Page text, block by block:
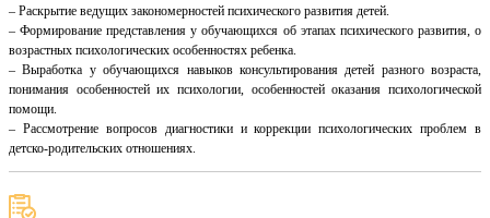
– Раскрытие ведущих закономерностей психического развития детей.
– Формирование представления у обучающихся об этапах психического развития, о
возрастных психологических особенностях ребенка.
– Выработка у обучающихся навыков консультирования детей разного возраста,
понимания особенностей их психологии, особенностей оказания психологической
помощи.
– Рассмотрение вопросов диагностики и коррекции психологических проблем в
детско-родительских отношениях.